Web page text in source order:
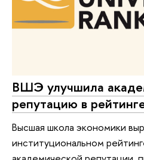
ВШЭ улучшила
репутацию в
Высшая школа экономики
институциональном